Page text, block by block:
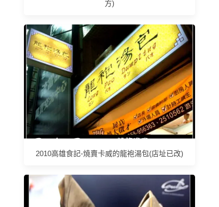
方)
2010高雄食記-燒賣卡威的龍袍湯包(店址已改)